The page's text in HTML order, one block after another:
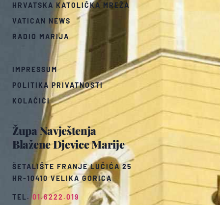
Župa Navještenja
Blažene Djevice Marije
ŠETALIŠTE FRANJE LUČIĆA 25
HR-10410 VELIKA GORICA
TEL.01.6222.019
HRVATSKA KATOLIČKA MREŽA
VATICAN NEWS
RADIO MARIJA
IMPRESSUM
POLITIKA PRIVATNOSTI
KOLAČIĆI